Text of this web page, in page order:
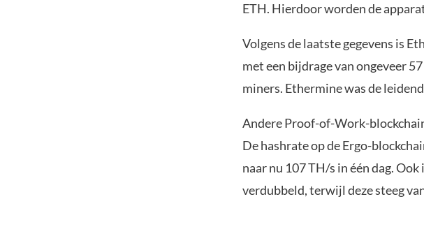
ETH. Hierdoor worden de
Volgens de laatste gegevens is
met een bijdrage van ongeveer
miners. Ethermine was de
Andere Proof-of-Work-
De hashrate op de Ergo-
naar nu 107 TH/s in één dag.
verdubbeld, terwijl deze steeg